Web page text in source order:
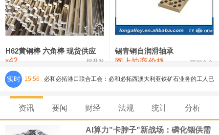
铸造铝合金锭(ZLD104) 24,300—24,500 24,400
压铸锌合金锭 26,500—26,700
氯化镍 38,300—40,300 39,300 0
H62黄铜棒 六角棒 现货供应
¥42 锦升发
锡青铜自润滑轴承
网上协商价格 芜湖合金
实时 15:56 必和必拓港口联合工会：必和必拓西澳大利亚铁矿石业务的工人已
通知，将于8月9日实施24小时停工。
8月7日，宇树科技董事长王兴兴网上路演时表示，报告期内，公司
资讯 要闻 财经 法规 统计 分析
AI算力"卡脖子"新战场：磷化铟供需